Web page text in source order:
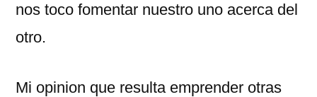
nos toco fomentar nuestro uno acerca del
otro.
Mi opinion que resulta emprender otras